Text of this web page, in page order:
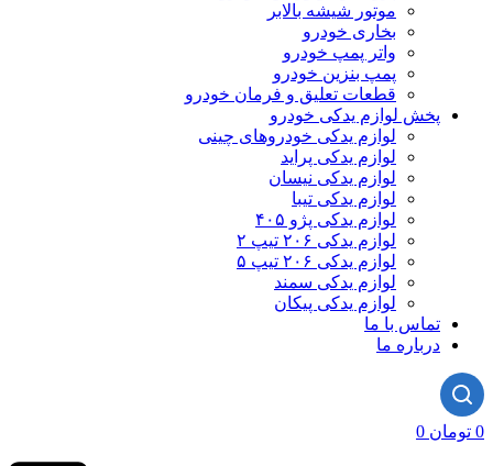
موتور شیشه بالابر
بخاری خودرو
واتر پمپ خودرو
پمپ بنزین خودرو
قطعات تعلیق و فرمان خودرو
لوازم یدکی خودرو
لوازم یدکی خودروهای چینی
لوازم یدکی پراید
لوازم یدکی نیسان
لوازم یدکی تیبا
لوازم یدکی پژو ۴۰۵
لوازم یدکی ۲۰۶ تیپ ۲
لوازم یدکی ۲۰۶ تیپ ۵
لوازم یدکی سمند
لوازم یدکی پیکان
با ما
ما
0